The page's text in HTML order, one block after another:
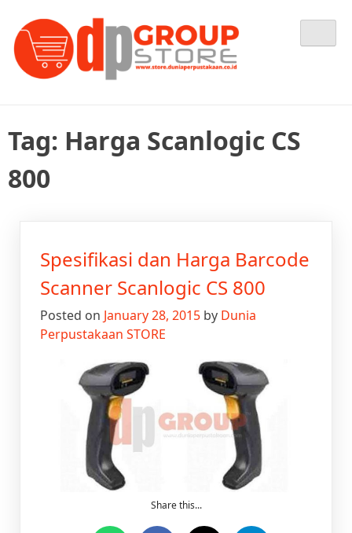
content
Dunia Perpustakaan STORE
Tag: Harga Scanlogic CS
800
Spesifikasi dan Harga Barcode
Scanner Scanlogic CS 800
Posted on January 28, 2015 by Dunia
Perpustakaan STORE
Share this...